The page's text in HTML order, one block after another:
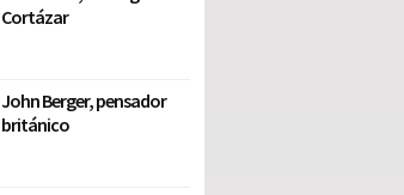
Cortázar
John Berger, pensador
británico